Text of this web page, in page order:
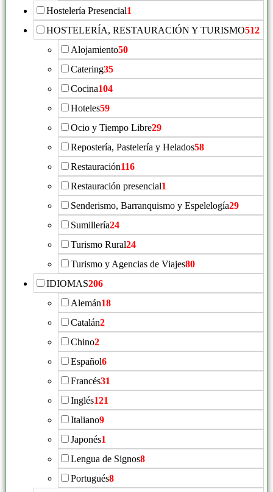
Hostelería Presencial1
HOSTELERÍA, RESTAURACIÓN Y TURISMO512
Alojamiento50
Catering35
Cocina104
Hoteles59
Ocio y Tiempo Libre29
Repostería, Pastelería y Helados58
Restauración116
Restauración presencial1
Senderismo, Barranquismo y Espelelogía29
Sumillería24
Turismo Rural24
Turismo y Agencias de Viajes80
IDIOMAS206
Alemán18
Catalán2
Chino2
Español6
Francés31
Inglés121
Italiano9
Japonés1
Lengua de Signos8
Portugués8